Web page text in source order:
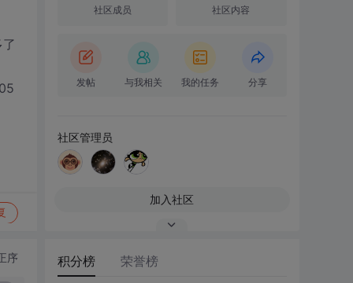
序
社区成员 社区内容
发帖 与我相关 我的任务 分享
社区管理员
加入社区
积分榜 荣誉榜